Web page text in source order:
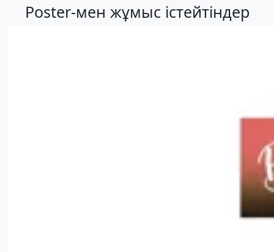
Poster-мен жұмыс істейтіндер